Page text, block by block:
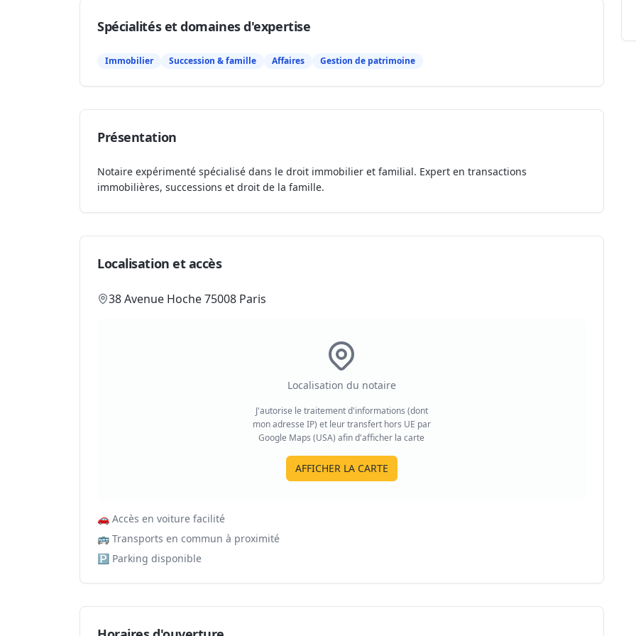
Spécialités et domaines d'expertise
Immobilier Succession & famille Affaires Gestion de patrimoine
Présentation
Notaire expérimenté spécialisé dans le droit immobilier et familial. Expert en transactions
immobilières, successions et droit de la famille.
Localisation et accès
38 Avenue Hoche 75008 Paris
Localisation du notaire
J'autorise le traitement d'informations (dont
mon adresse IP) et leur transfert hors UE par
Google Maps (USA) afin d'afficher la carte
AFFICHER LA CARTE
🚗 Accès en voiture facilité
🚌 Transports en commun à proximité
🅿️ Parking disponible